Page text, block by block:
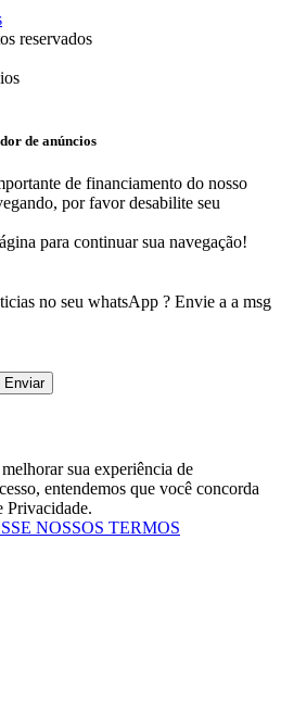
reservados
de anúncios
de financiamento do nosso
por favor desabilite seu
para continuar sua navegação!
no seu whatsApp ? Envie a a msg
Enviar
sua experiência de
entendemos que você concorda
Privacidade.
NOSSOS TERMOS